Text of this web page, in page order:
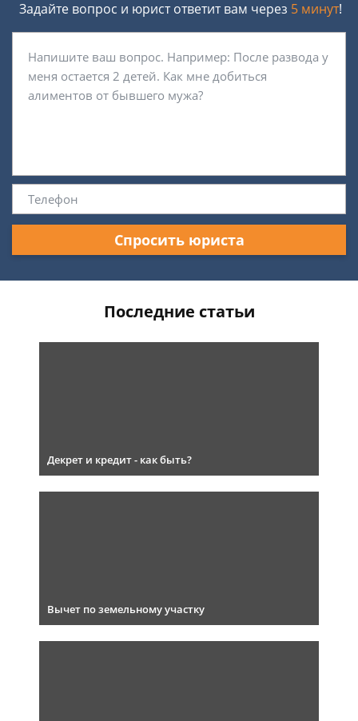
Задайте вопрос и юрист ответит вам через 5 минут!
Спросить юриста
Последние статьи
Декрет и кредит - как быть?
Вычет по земельному участку